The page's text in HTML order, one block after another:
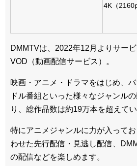
4K（
DMMTVは、2022年12月よりサー
VOD（動画配信サービス）。
映画・アニメ・ドラマをはじめ、
ドル番組といった様々なジャンル
り、総作品数は約19万本を超えてい
特にアニメジャンルに力が入って
わせた先行配信・見逃し配信、
の配信などを楽しめます。